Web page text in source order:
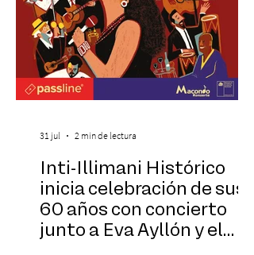
Inti-Illimani Histórico
inicia celebración de sus
60 años con concierto
junto a Eva Ayllón y el
31 jul 2 min de lectura